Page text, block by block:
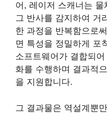
어, 레이저 스캐너는
그 반사를 감지하여 거
한 과정을 반복함으로
면 특성을 정밀하게 포
소프트웨어가 결합되
화를 수행하며 결과적
을 지원합니다.
그 결과물은 역설계뿐